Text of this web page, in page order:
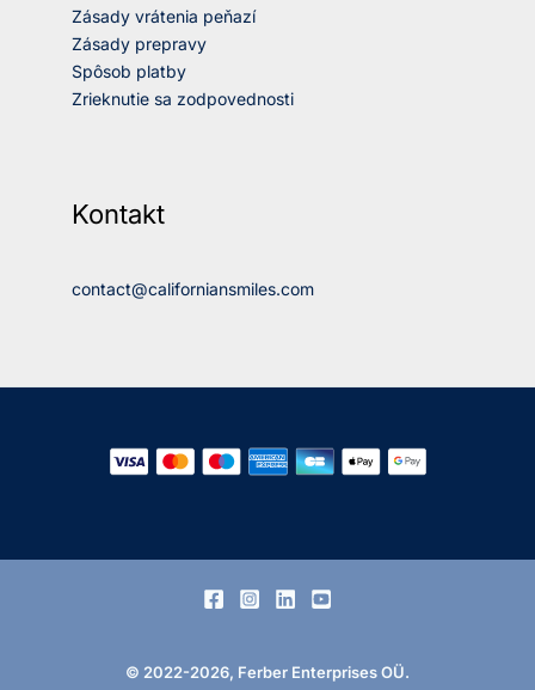
Zásady vrátenia peňazí
Zásady prepravy
Spôsob platby
Zrieknutie sa zodpovednosti
Kontakt
contact@californiansmiles.com
© 2022-2026, Ferber Enterprises OÜ.